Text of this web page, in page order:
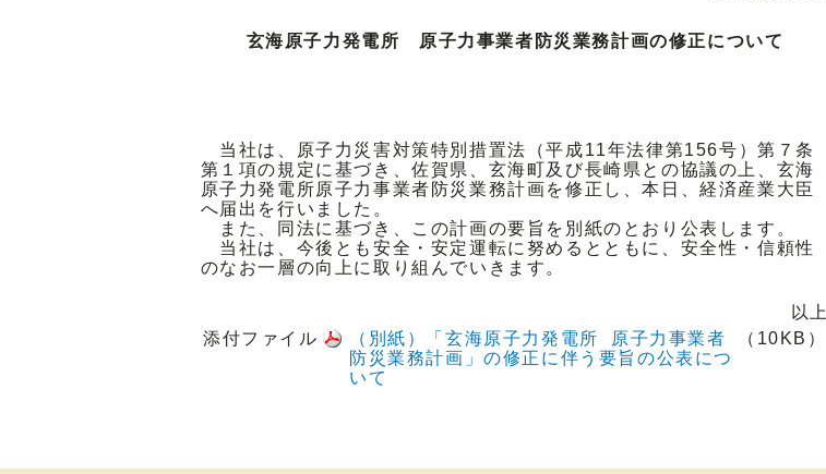
玄海原子力発電所 原子力事業者防災業務計画の修正について
当社は、原子力災害対策特別措置法（平成11年法律第156号）第７条
第１項の規定に基づき、佐賀県、玄海町及び長崎県との協議の上、玄海
原子力発電所原子力事業者防災業務計画を修正し、本日、経済産業大臣
へ届出を行いました。
また、同法に基づき、この計画の要旨を別紙のとおり公表します。
当社は、今後とも安全・安定運転に努めるとともに、安全性・信頼性
のなお一層の向上に取り組んでいきます。
以上
添付ファイル
（別紙）「玄海原子力発電所 原子力事業者
防災業務計画」の修正に伴う要旨の公表につ
いて
（10KB）